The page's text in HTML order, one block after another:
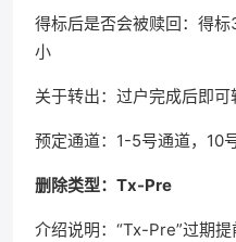
得标后是否会被赎回：得
小
关于转出：过户完成后即可
预定通道：1-5号通道，10
删除类型：Tx-Pre
介绍说明：“Tx-Pre”过期